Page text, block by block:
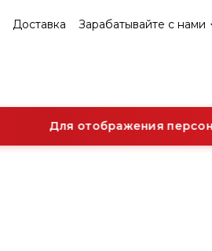
Доставка Зарабатывайте с нами
Для отображения